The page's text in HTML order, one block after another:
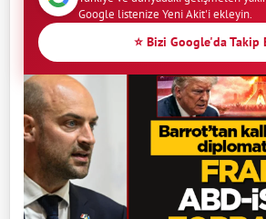
Google listenize Yeni Akit'i ekleyin.
⭐ Bizi Google'da Takip